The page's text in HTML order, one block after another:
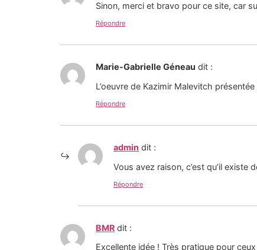
Sinon, merci et bravo pour ce site, car
Répondre
Marie-Gabrielle Géneau dit :
L’oeuvre de Kazimir Malevitch
Répondre
admin dit :
Vous avez raison, c’est qu’il existe
Répondre
BMR dit :
Excellente idée ! Très pratique pour